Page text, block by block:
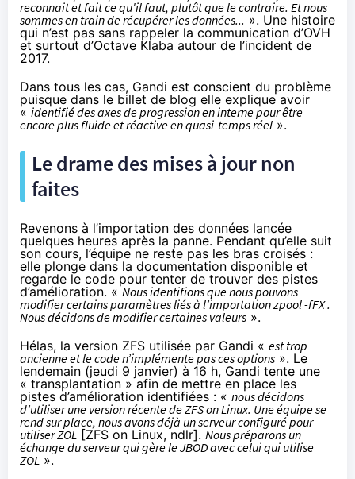
reconnait et fait ce qu'il faut, plutôt que le contraire. Et nous
sommes en train de récupérer les données... ». Une histoire
qui n’est pas sans rappeler la communication d’OVH
et surtout d’Octave Klaba autour de l’incident de
2017.
Dans tous les cas, Gandi est conscient du problème
puisque dans le billet de blog elle explique avoir
« identifié des axes de progression en interne pour être
encore plus fluide et réactive en quasi-temps réel ».
Le drame des mises à jour non
faites
Revenons à l’importation des données lancée
quelques heures après la panne. Pendant qu’elle suit
son cours, l’équipe ne reste pas les bras croisés :
elle plonge dans la documentation disponible et
regarde le code pour tenter de trouver des pistes
d’amélioration. «Nous identifions que nous pouvons
modifier certains paramètres liés à l’importation zpool -fFX.
Nous décidons de modifier certaines valeurs ».
Hélas, la version ZFS utilisée par Gandi « est trop
ancienne et le code n’implémente pas ces options ». Le
lendemain (jeudi 9 janvier) à 16 h, Gandi tente une
« transplantation » afin de mettre en place les
pistes d’amélioration identifiées : « nous décidons
d’utiliser une version récente de ZFS on Linux. Une équipe se
rend sur place, nous avons déjà un serveur configuré pour
utiliser ZOL [ZFS on Linux, ndlr]. Nous préparons un
échange du serveur qui gère le JBOD avec celui qui utilise
ZOL ».